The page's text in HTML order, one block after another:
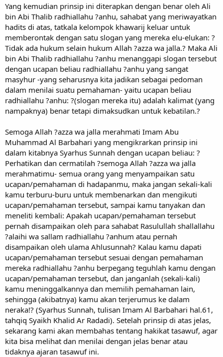
Yang kemudian prinsip ini diterapkan dengan benar oleh Ali
bin Abi Thalib radhiallahu ?anhu, sahabat yang meriwayatkan
hadits di atas, tatkala kelompok khawarij keluar untuk
memberontak dengan satu slogan yang mereka elu-elukan: ?
Tidak ada hukum selain hukum Allah ?azza wa jalla.? Maka Ali
bin Abi Thalib radhiallahu ?anhu menanggapi slogan tersebut
dengan ucapan beliau radhiallahu ?anhu yang sangat
masyhur -yang seharusnya kita jadikan sebagai pedoman
dalam menilai suatu pemahaman- yaitu ucapan beliau
radhiallahu ?anhu: ?(slogan mereka itu) adalah kalimat (yang
nampaknya) benar tetapi dimaksudkan untuk kebatilan.?
Semoga Allah ?azza wa jalla merahmati Imam Abu
Muhammad Al Barbahari yang mengikrarkan prinsip ini
dalam kitabnya Syarhus Sunnah dengan ucapan beliau: ?
Perhatikan dan cermatilah ?semoga Allah ?azza wa jalla
merahmatimu- semua orang yang menyampaikan satu
ucapan/pemahaman di hadapanmu, maka jangan sekali-kali
kamu terburu-buru untuk membenarkan dan mengikuti
ucapan/pemahaman tersebut, sampai kamu tanyakan dan
meneliti kembali: Apakah ucapan/pemahaman tersebut
pernah disampaikan oleh para sahabat Rasulullah shallallahu
?alaihi wa sallam radhiallahu ?anhum atau pernah
disampaikan oleh ulama Ahlusunnah? Kalau kamu dapati
ucapan/pemahaman tersebut sesuai dengan pemahaman
mereka radhiallahu ?anhu berpegang teguhlah kamu dengan
ucapan/pemahaman tersebut, dan janganlah (sekali-kali)
kamu meninggalkannya dan memilih pemahaman lain,
sehingga (akibatnya) kamu akan terjerumus ke dalam
neraka!? (Syarhus Sunnah, tulisan Imam Al Barbahari hal.61,
tahqiq Syaikh Khalid Ar Radadi). Setelah prinsip di atas jelas,
sekarang kami akan membahas tentang hakikat tasawuf, agar
kita bisa melihat dan menilai dengan jelas benar atau
tidaknya ajaran tasawuf ini.